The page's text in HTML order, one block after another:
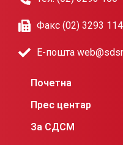
Факс (02) 3293 114
Е-пошта
Почетна
Прес центар
За СДСМ